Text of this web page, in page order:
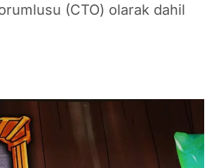
(CTO) olarak dahil